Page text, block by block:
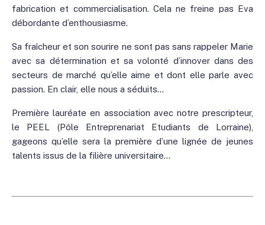
fabrication et commercialisation. Cela ne freine pas Eva
débordante d’enthousiasme.
Sa fraîcheur et son sourire ne sont pas sans rappeler Marie
avec sa détermination et sa volonté d’innover dans des
secteurs de marché qu’elle aime et dont elle parle avec
passion. En clair, elle nous a séduits…
Première lauréate en association avec notre prescripteur,
le PEEL (Pôle Entreprenariat Etudiants de Lorraine),
gageons qu’elle sera la première d’une lignée de jeunes
talents issus de la filière universitaire…